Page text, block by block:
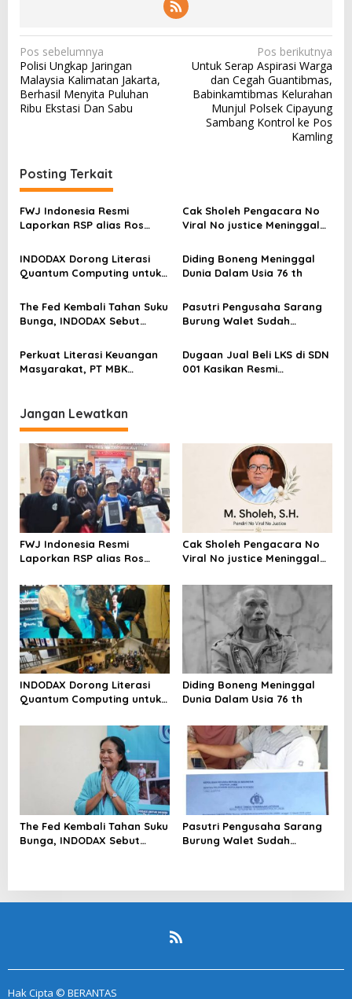
N
a
v
i
s
i
p
o
s
Pos sebelumnya
Polisi Ungkap Jaringan
Malaysia Kalimatan Jakarta,
Berhasil Menyita Puluhan
Ribu Ekstasi Dan Sabu
Pos berikutnya
Untuk Serap Aspirasi Warga
dan Cegah Guantibmas,
Babinkamtibmas Kelurahan
Munjul Polsek Cipayung
Sambang Kontrol ke Pos
Kamling
Posting Terkait
FWJ Indonesia Resmi
Laporkan RSP alias Ros
Cak Sholeh Pengacara No
Viral No justice Meninggal
INDODAX Dorong Literasi
Quantum Computing untuk
Blockchain
Diding Boneng Meninggal
Dunia Dalam Usia 76 th
The Fed Kembali Tahan Suku
Bunga, INDODAX Sebut
Sentimen Pasar
Pasutri Pengusaha Sarang
Burung Walet Sudah
Pelapor Desak Polda Jambi
Segera Lakukan Penahanan
Perkuat Literasi Keuangan
Masyarakat, PT MBK
Dugaan Jual Beli LKS di SDN
001 Kasikan Resmi
Jangan Lewatkan
FWJ Indonesia Resmi
Laporkan RSP alias Ros
Cak Sholeh Pengacara No
Viral No justice Meninggal
INDODAX Dorong Literasi
Quantum Computing untuk
Blockchain
Diding Boneng Meninggal
Dunia Dalam Usia 76 th
The Fed Kembali Tahan Suku
Bunga, INDODAX Sebut
Pasutri Pengusaha Sarang
Burung Walet Sudah
Hak Cipta © BERANTAS